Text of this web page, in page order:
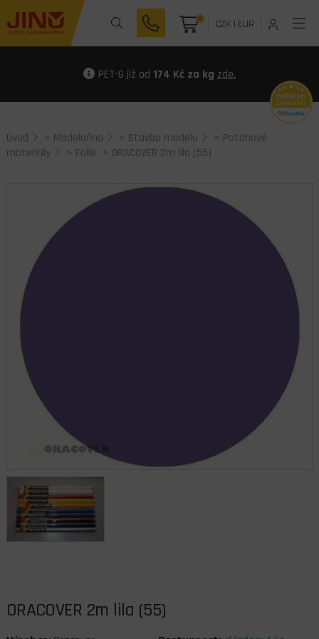
0 CZK| EUR
PET-G již od 174 Kč za kg zde.
Úvod > Modelařina > Stavba modelu > Potahové
materiály
> Folie > ORACOVER 2m lila (55)
ORACOVER 2m lila (55)